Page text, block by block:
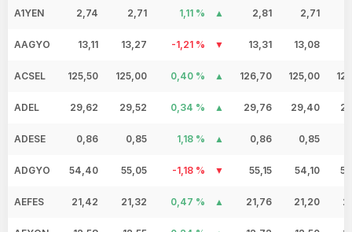
A1YEN 2,74 2,71 1,11 % 2,81 2,71
AAGYO 13,11 13,27 -1,21 % 13,31 13,08
ACSEL 125,50 125,00 0,40 % 126,70 125,00
ADEL 29,62 29,52 0,34 % 29,76 29,40
ADESE 0,86 0,85 1,18 % 0,86 0,85
ADGYO 54,40 55,05 -1,18 % 55,15 54,10
AEFES 21,42 21,32 0,47 % 21,76 21,20